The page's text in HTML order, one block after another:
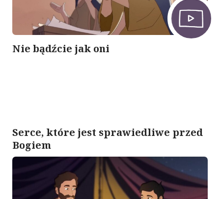
Nie bądźcie jak oni
Serce, które jest sprawiedliwe przed
Bogiem